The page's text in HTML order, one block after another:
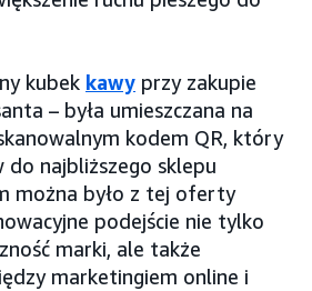
kubek kawy przy zakupie
– była umieszczana na
kodem QR, który
do najbliższego sklepu
można było z tej oferty
podejście nie tylko
marki, ale także
marketingiem online i